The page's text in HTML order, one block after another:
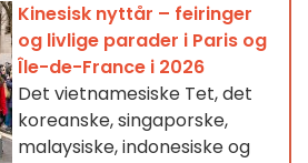
Kinesisk nyttår – feiringer
og livlige parader i Paris og
Île-de-France i 2026
Det vietnamesiske Tet, det
koreanske, singaporske,
malaysiske, indonesiske og